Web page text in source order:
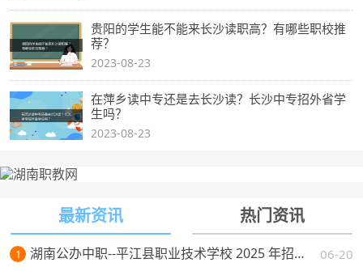
贵阳的学生能不能来长沙读职高？有哪些职校推
荐？
2023-08-23
在萍乡读中专还是去长沙读？长沙中专招外省学
生吗？
2023-08-23
最新资讯 热门资讯
1 06-20
湖南公办中职--平江县职业技术学校 2025 年招生简章